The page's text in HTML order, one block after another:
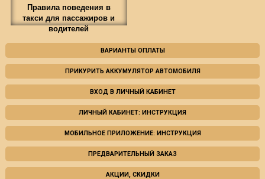
Правила поведения в
такси для пассажиров и
водителей
ВАРИАНТЫ ОПЛАТЫ
ПРИКУРИТЬ АККУМУЛЯТОР АВТОМОБИЛЯ
ВХОД В ЛИЧНЫЙ КАБИНЕТ
ЛИЧНЫЙ КАБИНЕТ: ИНСТРУКЦИЯ
МОБИЛЬНОЕ ПРИЛОЖЕНИЕ: ИНСТРУКЦИЯ
ПРЕДВАРИТЕЛЬНЫЙ ЗАКАЗ
АКЦИИ, СКИДКИ